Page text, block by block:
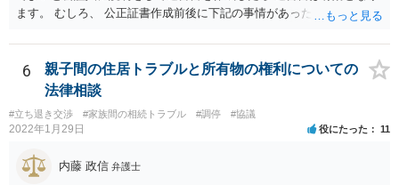
ます。 むしろ、 公正証書作成前後に下記の事情があったことが証明で
月に携帯が新しくなった母からの第一声は「ここにいたら殺される」
「面会に来てくれ」で、長男に聞くと「面会は出来ない。俺は携帯電
話の使い方を教える為に会っている」「母の話は聞かなくて良い」と
電話が切れました。その後の電話でも「食事に毒が入っている」「体
にチップが埋められている」等、おかしかったです。 当時の診療記
録、介護認定の資料、介護記録を取得して 弁護士に面談で相談された
方がよいと思います。
6
親子間の住居トラブルと所有物の権利についての
法律相談
#立ち退き交渉 #家族間の相続トラブル #調停 #協議
2022年1月29日 役にたった 11
内藤 政信 弁護士